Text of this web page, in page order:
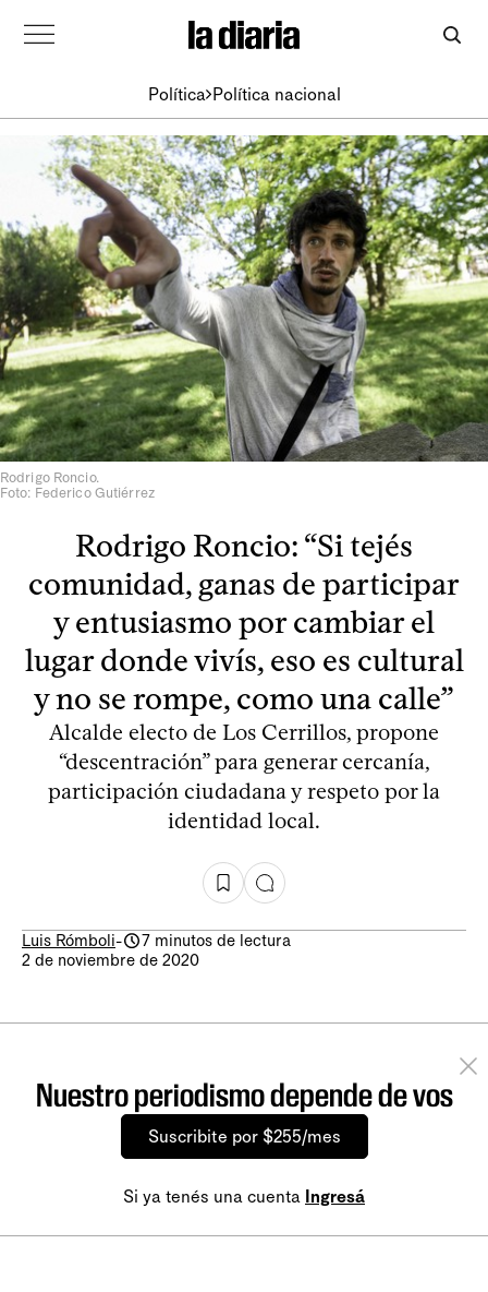
Política Política nacional
Rodrigo Roncio.
Foto: Federico Gutiérrez
Rodrigo Roncio: “Si tejés
comunidad, ganas de participar
y entusiasmo por cambiar el
lugar donde vivís, eso es cultural
y no se rompe, como una calle”
Alcalde electo de Los Cerrillos, propone
“descentración” para generar cercanía,
participación ciudadana y respeto por la
identidad local.
Luis Rómboli-
7 minutos de lectura
2 de noviembre de 2020
Nuestro periodismo depende de vos
Suscribite por $255/mes
Si ya tenés una cuenta Ingresá